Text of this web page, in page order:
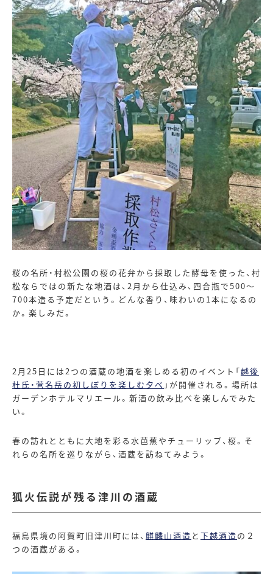
桜の名所・村松公園の桜の花弁から採取した酵母を使った、村
松ならではの新たな地酒は、 2月から仕込み、四合瓶で500～
700本造る予定だという。どんな香り、味わいの 1本になるの
か。楽しみだ。
2月 25 日には2つの酒蔵の地酒を楽しめる初のイベント「越後
杜氏・菅名岳の初しぼりを楽しむ夕べ 」が開催される。場所は
ガーデンホテルマリエール。新酒の飲み比べを楽しんでみた
い。
春の訪れとともに大地を彩る水芭蕉やチューリップ、桜。そ
れらの名所を巡りながら、酒蔵を訪ねてみよう。
狐火伝説が残る津川の酒蔵
福島県境の阿賀町旧津川町には、 麒麟山酒造 と 下越酒造の２
つの酒蔵がある。